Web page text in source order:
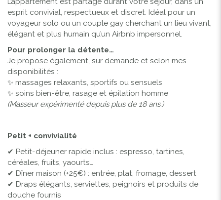
esprit convivial, respectueux et discret. Idéal pour un
voyageur solo ou un couple gay cherchant un lieu vivant,
élégant et plus humain qu’un Airbnb impersonnel.
Pour prolonger la détente…
Je propose également, sur demande et selon mes
disponibilités :
✨ massages relaxants, sportifs ou sensuels
✨ soins bien-être, rasage et épilation homme
(Masseur expérimenté depuis plus de 18 ans.)
Petit + convivialité
✔ Petit-déjeuner rapide inclus : espresso, tartines,
céréales, fruits, yaourts…
✔ Dîner maison (+25€) : entrée, plat, fromage, dessert
✔ Draps élégants, serviettes, peignoirs et produits de
douche fournis